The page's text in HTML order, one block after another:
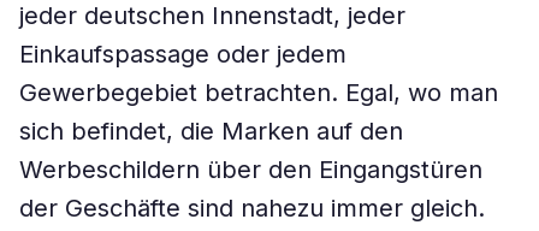
jeder deutschen Innenstadt, jeder
Einkaufspassage oder jedem
Gewerbegebiet betrachten. Egal, wo man
sich befindet, die Marken auf den
Werbeschildern über den Eingangstüren
der Geschäfte sind nahezu immer gleich.